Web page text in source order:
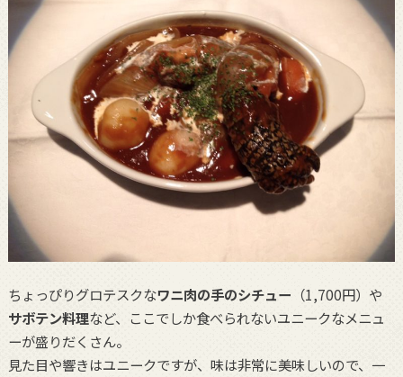
ちょっぴりグロテスクなワニ肉の手のシチュー （1,700円）や
サボテン料理など、ここでしか食べられないユニークなメニュ
ーが盛りだくさん。
見た目や響きはユニークですが、味は非常に美味しいので、一